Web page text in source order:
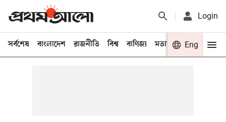
Login
সর্বশেষ বাংলাদেশ রাজনীতি বিশ্ব বাণিজ্য মতামত খেলা
Eng